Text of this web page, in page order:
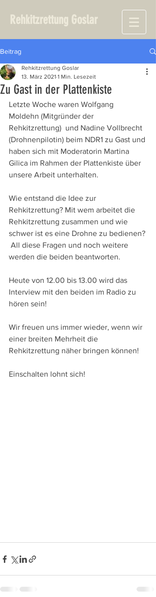
Rehkitzrettung Goslar
Beitrag
Zu Gast in der Plattenkiste
Rehkitzrettung Goslar
13. März 2021 1 Min. Lesezeit
Letzte Woche waren Wolfgang
Moldehn (Mitgründer der
Rehkitzrettung)  und Nadine Vollbrecht
(Drohnenpilotin) beim NDR1 zu Gast und
haben sich mit Moderatorin Martina
Gilica im Rahmen der Plattenkiste über
unsere Arbeit unterhalten.
Wie entstand die Idee zur
Rehkitzrettung? Mit wem arbeitet die
Rehkitzrettung zusammen und wie
schwer ist es eine Drohne zu bedienen?
All diese Fragen und noch weitere
werden die beiden beantworten.
Heute von 12.00 bis 13.00 wird das
Interview mit den beiden im Radio zu
hören sein!
Wir freuen uns immer wieder, wenn wir
einer breiten Mehrheit die
Rehkitzrettung näher bringen können!
Einschalten lohnt sich!